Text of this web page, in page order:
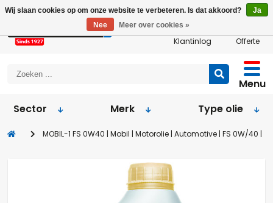
Klantinlog Offerte
Menu
Sector
Merk Type olie
MOBIL-1 FS 0W40 | Mobil | Motorolie | Automotive | FS 0W/40 |
Wij slaan cookies op om onze website te verbeteren. Is dat akkoord?
Ja
Nee
Meer over cookies »